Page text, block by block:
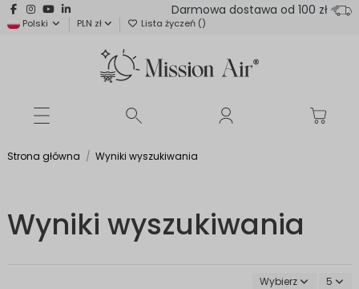
Darmowa dostawa od 100 zł
Polski PLN zł Lista życzeń ()
Strona główna Wyniki wyszukiwania
Wyniki wyszukiwania
Wybierz 5